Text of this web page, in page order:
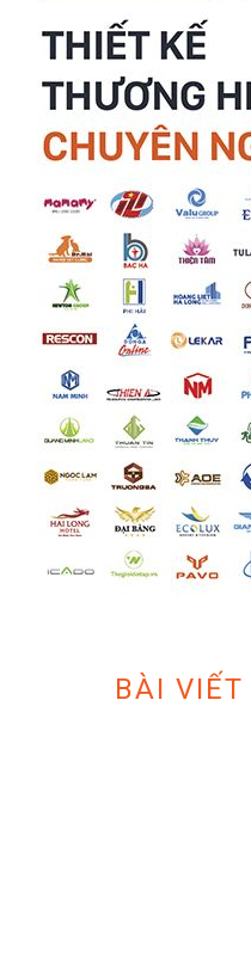
BÀI